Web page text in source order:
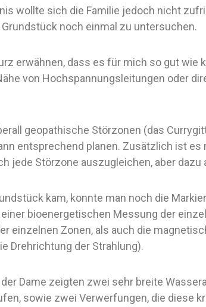
wollte sich die Familie jedoch nicht
noch einmal zu untersuchen.
erwähnen, dass es für mich so gut wie
von Hochspannungsleitungen oder
geopathische Störzonen (das
entsprechend planen. Zusätzlich ist es
jede Störzone auszugleichen, aber dazu
kam, konnte man noch die
bioenergetischen Messung der
einzelnen Zonen, als auch die
Drehrichtung der Strahlung).
Dame zeigten zwei sehr breite
sowie zwei Verwerfungen, die diese